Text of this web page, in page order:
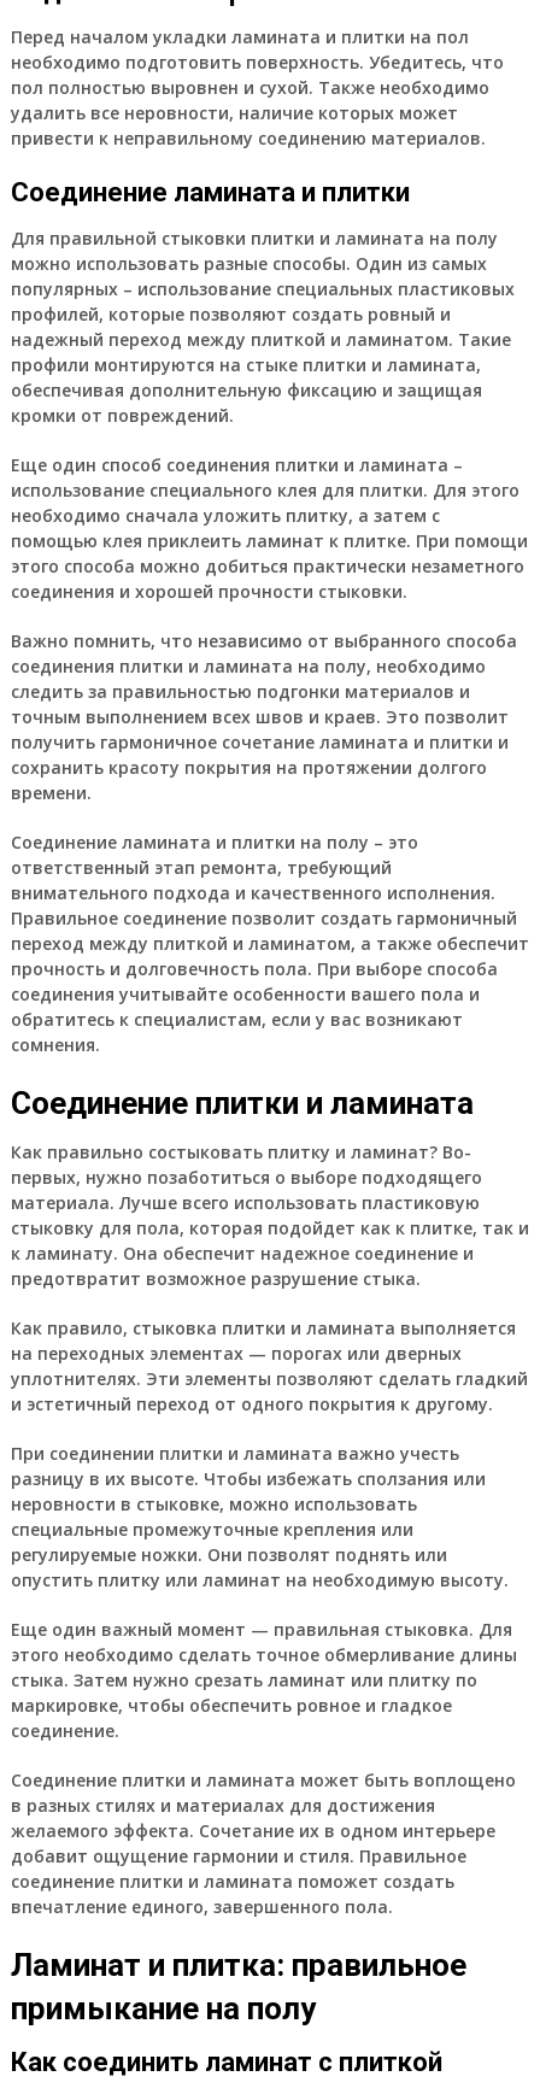
Перед началом укладки ламината и плитки на пол
необходимо подготовить поверхность. Убедитесь, что
пол полностью выровнен и сухой. Также необходимо
удалить все неровности, наличие которых может
привести к неправильному соединению материалов.
Соединение ламината и плитки
Для правильной стыковки плитки и ламината на полу
можно использовать разные способы. Один из самых
популярных – использование специальных пластиковых
профилей, которые позволяют создать ровный и
надежный переход между плиткой и ламинатом. Такие
профили монтируются на стыке плитки и ламината,
обеспечивая дополнительную фиксацию и защищая
кромки от повреждений.
Еще один способ соединения плитки и ламината –
использование специального клея для плитки. Для этого
необходимо сначала уложить плитку, а затем с
помощью клея приклеить ламинат к плитке. При помощи
этого способа можно добиться практически незаметного
соединения и хорошей прочности стыковки.
Важно помнить, что независимо от выбранного способа
соединения плитки и ламината на полу, необходимо
следить за правильностью подгонки материалов и
точным выполнением всех швов и краев. Это позволит
получить гармоничное сочетание ламината и плитки и
сохранить красоту покрытия на протяжении долгого
времени.
Соединение ламината и плитки на полу – это
ответственный этап ремонта, требующий
внимательного подхода и качественного исполнения.
Правильное соединение позволит создать гармоничный
переход между плиткой и ламинатом, а также обеспечит
прочность и долговечность пола. При выборе способа
соединения учитывайте особенности вашего пола и
обратитесь к специалистам, если у вас возникают
сомнения.
Соединение плитки и ламината
Как правильно состыковать плитку и ламинат? Во-
первых, нужно позаботиться о выборе подходящего
материала. Лучше всего использовать пластиковую
стыковку для пола, которая подойдет как к плитке, так и
к ламинату. Она обеспечит надежное соединение и
предотвратит возможное разрушение стыка.
Как правило, стыковка плитки и ламината выполняется
на переходных элементах — порогах или дверных
уплотнителях. Эти элементы позволяют сделать гладкий
и эстетичный переход от одного покрытия к другому.
При соединении плитки и ламината важно учесть
разницу в их высоте. Чтобы избежать сползания или
неровности в стыковке, можно использовать
специальные промежуточные крепления или
регулируемые ножки. Они позволят поднять или
опустить плитку или ламинат на необходимую высоту.
Еще один важный момент — правильная стыковка. Для
этого необходимо сделать точное обмерливание длины
стыка. Затем нужно срезать ламинат или плитку по
маркировке, чтобы обеспечить ровное и гладкое
соединение.
Соединение плитки и ламината может быть воплощено
в разных стилях и материалах для достижения
желаемого эффекта. Сочетание их в одном интерьере
добавит ощущение гармонии и стиля. Правильное
соединение плитки и ламината поможет создать
впечатление единого, завершенного пола.
Ламинат и плитка: правильное
примыкание на полу
Как соединить ламинат с плиткой